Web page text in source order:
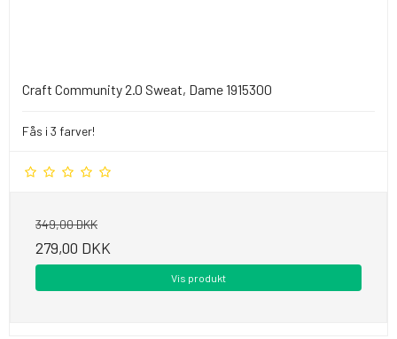
Craft Community 2.0 Sweat, Dame 1915300
Fås i 3 farver!
349,00 DKK
279,00 DKK
Vis produkt